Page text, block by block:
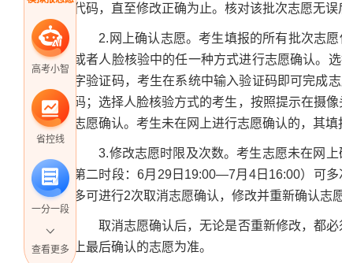
高考小智
省控线
一分一段
查看更多
代码，直至修改正确为止。核对该批次志愿无误
2.网上确认志愿。考生填报的所有批次志愿
或者人脸核验中的任一种方式进行志愿确认。
字验证码，考生在系统中输入验证码即可完成
码；选择人脸核验方式的考生，按照提示在摄
志愿确认。考生未在网上进行志愿确认的，其填
3.修改志愿时限及次数。考生志愿未在网上
第二时段：6月29日19:00—7月4日16:00）可
多可进行2次取消志愿确认，修改并重新确认志愿
取消志愿确认后，无论是否重新修改，都必
上最后确认的志愿为准。